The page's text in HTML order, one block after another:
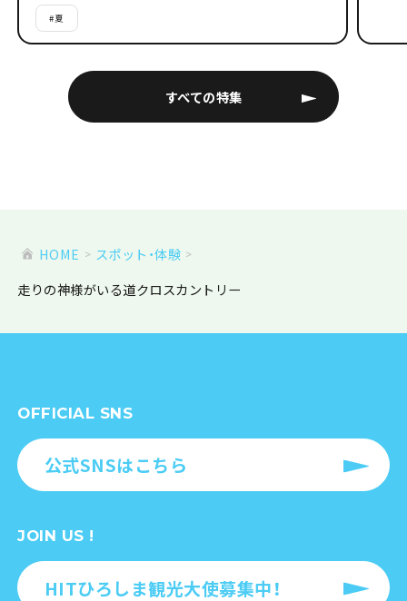
すべての特集
#夏
HOME
スポット・体験
走りの神様がいる道クロスカントリー
OFFICIAL SNS
公式SNSはこちら
JOIN US !
HITひろしま観光大使募集中！